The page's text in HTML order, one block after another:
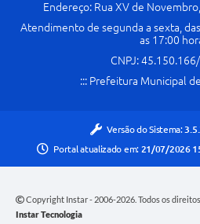
Endereço: Rua XV de
Atendimento de segunda a sexta,
as 17:00
CNPJ:
::: Prefeitura Municipal
Versão do Sistema:
Portal atualizado em: 21/07/2026
Copyright Instar - 2006-2026. Todos os
Instar Tecnologia